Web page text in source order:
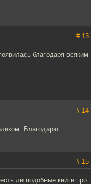
# 13
благодаря всяким
# 14
Благодарю.
# 15
ли подобные книги про